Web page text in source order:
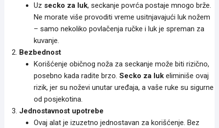
Uz secko za luk, seckanje povrća postaje mnogo brže.
Ne morate više provoditi vreme usitnjavajući luk nožem
– samo nekoliko povlačenja ručke i luk je spreman za
kuvanje.
Bezbednost
Korišćenje običnog noža za seckanje može biti rizično,
posebno kada radite brzo. Secko za lukeliminiše ovaj
rizik, jer su noževi unutar uređaja, a vaše ruke su sigurne
od posjekotina.
Jednostavnost upotrebe
Ovaj alat je izuzetno jednostavan za korišćenje. Bez